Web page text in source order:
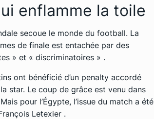
enflamme la toile
secoue le monde du football. La
de finale est entachée par des
» et « discriminatoires » .
ont bénéficié d’un penalty accordé
star. Le coup de grâce est venu dans
pour l’Égypte, l’issue du match a été
Letexier .